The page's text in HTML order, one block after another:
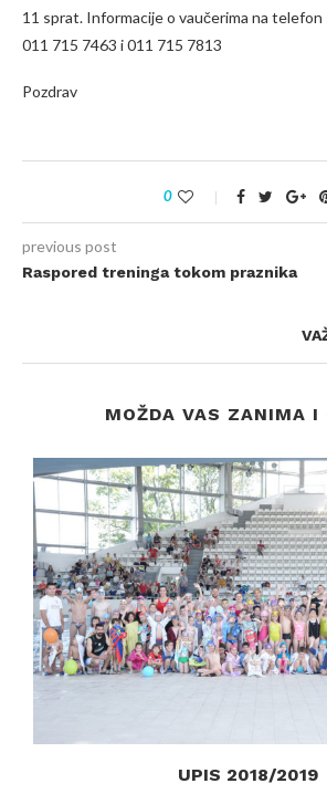
11 sprat. Informacije o vaučerima na
011 715 7463 i 011 715 7813
Pozdrav
0
previous post
Raspored treninga tokom praznika
MOŽDA VAS ZANIMA I
UPIS 2018/2019